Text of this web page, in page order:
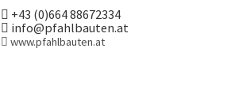
+43 (0)664 88672334
info@pfahlbauten.at
www.pfahlbauten.at